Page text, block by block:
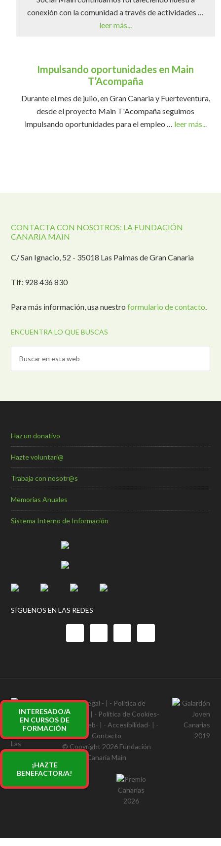
conexión con la comunidad a través de actividades …
leer más...
Impulsando oportunidades en Main
T’Acompaña
Durante el mes de julio, en Gran Canaria y Fuerteventura,
desde el proyecto Main T'Acompaña seguimos
impulsando oportunidades para el empleo … leer más...
CONTACTA CON NOSOTROS: LA FUNDACIÓN
CANARIA MAIN
C/ San Ignacio, 52 - 35018 Las Palmas de Gran Canaria
Tlf: 928 436 830
Para más información, usa nuestroformulario de contacto
ENCUENTRA LO QUE BUSCAS
Haz un donativo
Hazte voluntari@
Trabaja con nosotr@s
Memorias Anuales
Sistema Interno de Información
SÍGUENOS EN LAS REDES
Aviso legal - | - Política de
Privacidad
- | - Política de Cookies-
| -Mapa Web- | - Accesibilidad- | -
Contacto
© Copyright 2026 Fundación
Canaria Main
INTERESADO/A
EN CURSOS DE
FORMACIÓN
¡HAZTE
BENEFACTOR/A!